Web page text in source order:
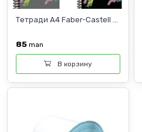
Тетради A4 Faber-Castell ...
85 man
В корзину